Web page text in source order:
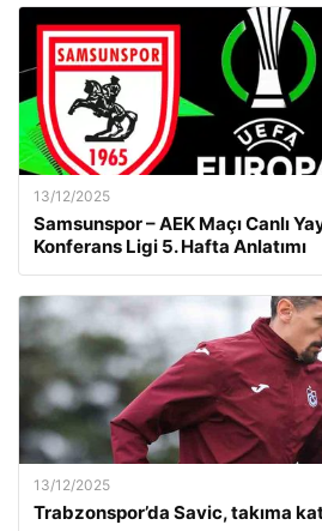
13/12/2025
Samsunspor – AEK Maçı Canlı
Konferans Ligi 5. Hafta Anlatımı
13/12/2025
Trabzonspor’da Savic, takıma